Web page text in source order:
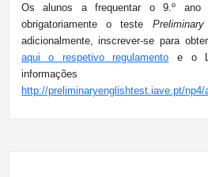
Os alunos a frequentar o 9.º ano
obrigatoriamente o teste
adicionalmente, inscrever-se para
aqui o respetivo regulamento e o
informações
http://preliminaryenglishtest.iave.pt/np4/